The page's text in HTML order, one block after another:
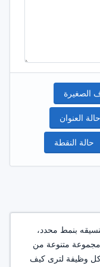
الصغيرة
حالة العنوان
حالة النقطة
بنمط محدد،
مجموعة متنوعة من
وظيفة لترى كيف